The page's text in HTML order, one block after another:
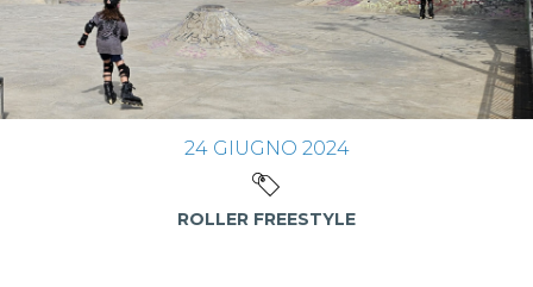
24 GIUGNO 2024
ROLLER FREESTYLE